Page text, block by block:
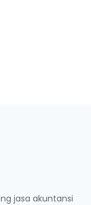
jasa akuntansi